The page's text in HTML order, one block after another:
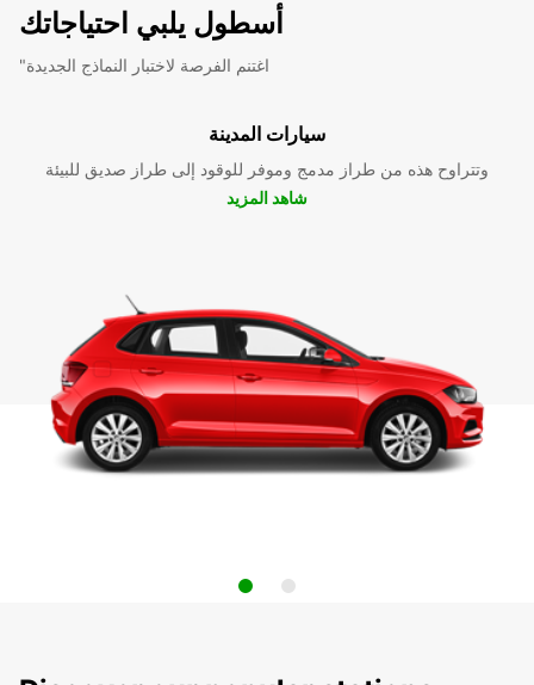
أسطول يلبي احتياجاتك
"اغتنم الفرصة لاختبار النماذج الجديدة
سيارات المدينة
وتتراوح هذه من طراز مدمج وموفر للوقود إلى طراز صديق للبيئة
شاهد المزيد